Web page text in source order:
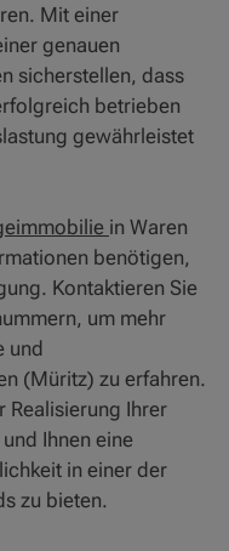
Mit einer
genauen
sicherstellen, dass
betrieben
gewährleistet
in Waren
benötigen,
Kontaktieren Sie
um mehr
und
(Müritz) zu erfahren.
Realisierung Ihrer
Ihnen eine
in einer der
zu bieten.